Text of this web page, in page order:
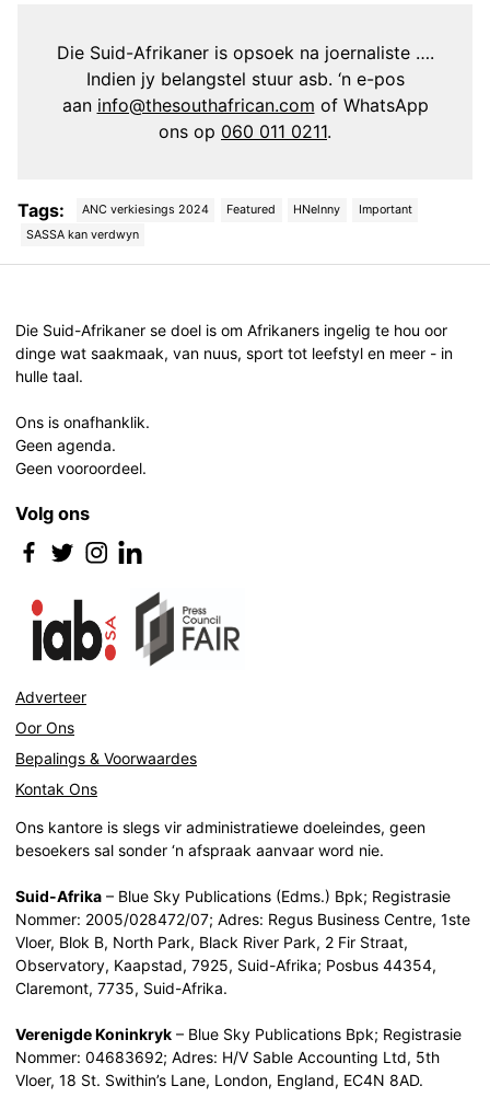
Die Suid-Afrikaner is opsoek na joernaliste ….
Indien jy belangstel stuur asb. ‘n e-pos
aan info@thesouthafrican.com of WhatsApp
ons op 060 011 0211.
Tags: ANC verkiesings 2024 Featured HNelnny
Important
SASSA kan verdwyn
Die Suid-Afrikaner se doel is om Afrikaners ingelig te hou oor
dinge wat saakmaak, van nuus, sport tot leefstyl en meer - in
hulle taal.
Ons is onafhanklik.
Geen agenda.
Geen vooroordeel.
Volg ons
Adverteer
Oor Ons
Bepalings & Voorwaardes
Kontak Ons
Ons kantore is slegs vir administratiewe doeleindes, geen
besoekers sal sonder ‘n afspraak aanvaar word nie.
Suid-Afrika – Blue Sky Publications (Edms.) Bpk; Registrasie
Nommer: 2005/028472/07; Adres: Regus Business Centre, 1ste
Vloer, Blok B, North Park, Black River Park, 2 Fir Straat,
Observatory, Kaapstad, 7925, Suid-Afrika; Posbus 44354,
Claremont, 7735, Suid-Afrika.
Verenigde Koninkryk – Blue Sky Publications Bpk; Registrasie
Nommer: 04683692; Adres: H/V Sable Accounting Ltd, 5th
Vloer, 18 St. Swithin’s Lane, London, England, EC4N 8AD.